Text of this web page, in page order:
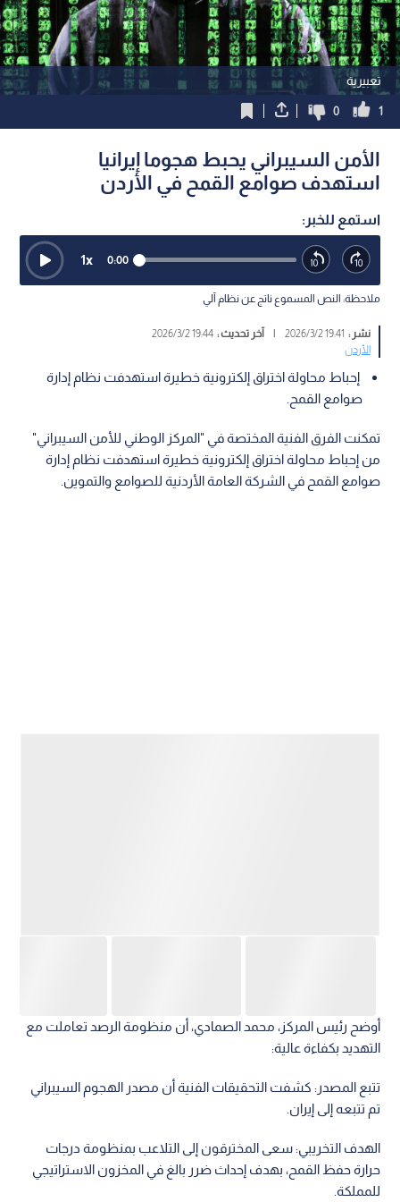
تعبيرية
1
0
الأمن السيبراني يحبط هجوما إيرانيا
استهدف صوامع القمح في الأردن
استمع للخبر:
0:00
1x
ملاحظة: النص المسموع ناتج عن نظام آلي
نشر : 19:41 2026/3/2
| آخر تحديث :19:44 2026/3/2
الأردن
إحباط محاولة اختراق إلكترونية خطيرة استهدفت نظام إدارة
صوامع القمح.
تمكنت الفرق الفنية المختصة في "المركز الوطني للأمن السيبراني"
من إحباط محاولة اختراق إلكترونية خطيرة استهدفت نظام إدارة
صوامع القمح في الشركة العامة الأردنية للصوامع والتموين.
أوضح رئيس المركز، محمد الصمادي، أن منظومة الرصد تعاملت مع
التهديد بكفاءة عالية:
تتبع المصدر: كشفت التحقيقات الفنية أن مصدر الهجوم السيبراني
تم تتبعه إلى إيران.
الهدف التخريبي: سعى المخترقون إلى التلاعب بمنظومة درجات
حرارة حفظ القمح، بهدف إحداث ضرر بالغ في المخزون الاستراتيجي
للمملكة.